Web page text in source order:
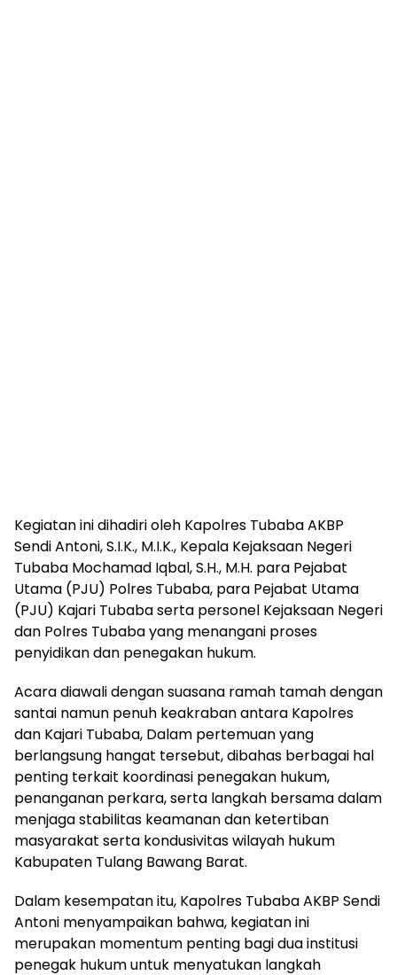
Kegiatan ini dihadiri oleh Kapolres Tubaba AKBP
Sendi Antoni, S.I.K., M.I.K., Kepala Kejaksaan Negeri
Tubaba Mochamad Iqbal, S.H., M.H. para Pejabat
Utama (PJU) Polres Tubaba, para Pejabat Utama
(PJU) Kajari Tubaba serta personel Kejaksaan Negeri
dan Polres Tubaba yang menangani proses
penyidikan dan penegakan hukum.
Acara diawali dengan suasana ramah tamah dengan
santai namun penuh keakraban antara Kapolres
dan Kajari Tubaba, Dalam pertemuan yang
berlangsung hangat tersebut, dibahas berbagai hal
penting terkait koordinasi penegakan hukum,
penanganan perkara, serta langkah bersama dalam
menjaga stabilitas keamanan dan ketertiban
masyarakat serta kondusivitas wilayah hukum
Kabupaten Tulang Bawang Barat.
Dalam kesempatan itu, Kapolres Tubaba AKBP Sendi
Antoni menyampaikan bahwa, kegiatan ini
merupakan momentum penting bagi dua institusi
penegak hukum untuk menyatukan langkah